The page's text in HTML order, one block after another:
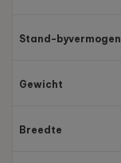
Stand-byvermogen
Gewicht
Breedte